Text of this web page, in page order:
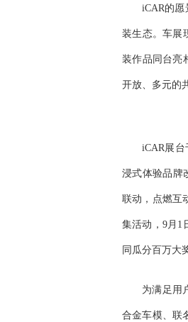
iCAR的愿
装生态。车展
装作品同台亮
开放、多元的
iCAR展台
浸式体验品牌
联动，点燃互
集活动，9月1
同瓜分百万大
为满足用
合金车模、联